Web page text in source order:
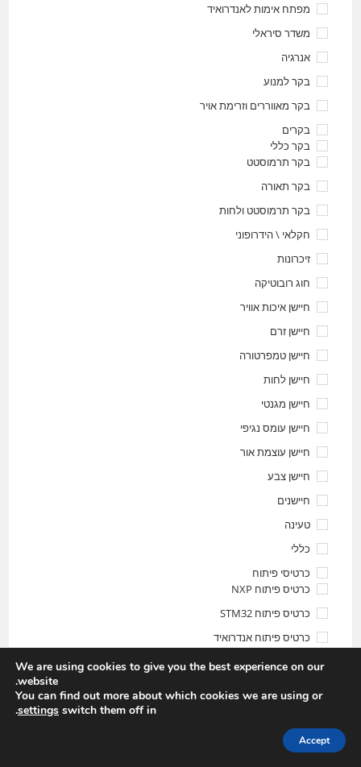
מפתח אימות לאנדרואיד
משדר סיראלי
אנרגיה
בקר למנוע
בקר מאווררים וזרימת אויר
בקרים
בקר כללי
בקר תרמוסטט
בקר תאורה
בקר תרמוסטט ולחות
חקלאי \ הידרופוני
זיכרונות
חוג רובוטיקה
חיישן איכות אוויר
חיישן זרם
חיישן טמפרטורה
חיישן לחות
חיישן מגנטי
חיישן עומס נגיפי
חיישן עוצמת אור
חיישן צבע
חיישנים
טעינה
כללי
כרטיסי פיתוח
כרטיס פיתוח NXP
כרטיס פיתוח STM32
כרטיס פיתוח אנדרואיד
כרטיס פיתוח ארדואינו
כרטיס פיתוח סיליקון לאב
We are using cookies to give you the best experience on our
website.
You can find out more about which cookies we are using or
switch them off in
settings
.
Accept